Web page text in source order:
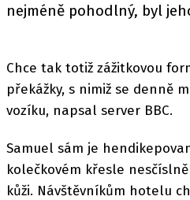
nejméně pohodlný, byl
Chce tak totiž zážitkovou
překážky, s nimiž se denně
vozíku, napsal server BBC.
Samuel sám je
kolečkovém křesle
kůži. Návštěvníkům hotelu